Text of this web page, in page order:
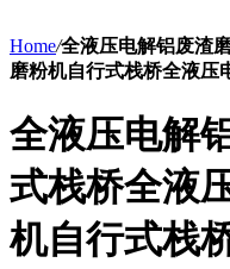
Home/全液压电解铝废渣
磨粉机自行式栈桥全液压
全液压电解
式栈桥全液
机自行式栈